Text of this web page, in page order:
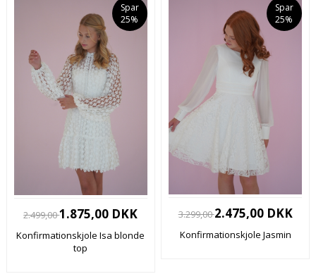
Spar
25%
2.499,001.875,00 DKK
Konfirmationskjole Isa blonde
top
Spar
25%
3.299,002.475,00 DKK
Konfirmationskjole Jasmin